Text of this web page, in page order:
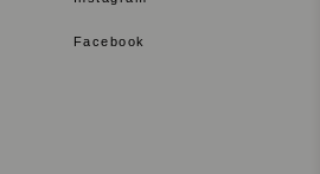
Facebook